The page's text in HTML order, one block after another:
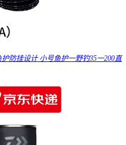
防挂设计 小号鱼护一野钓35一200直